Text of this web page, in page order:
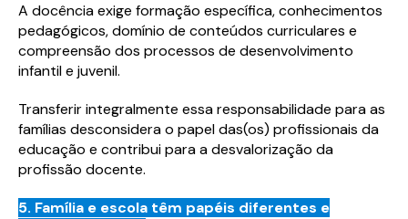
A docência exige formação específica, conhecimentos
pedagógicos, domínio de conteúdos curriculares e
compreensão dos processos de desenvolvimento
infantil e juvenil.
Transferir integralmente essa responsabilidade para as
famílias desconsidera o papel das(os) profissionais da
educação e contribui para a desvalorização da
profissão docente.
5. Família e escola têm papéis diferentes e